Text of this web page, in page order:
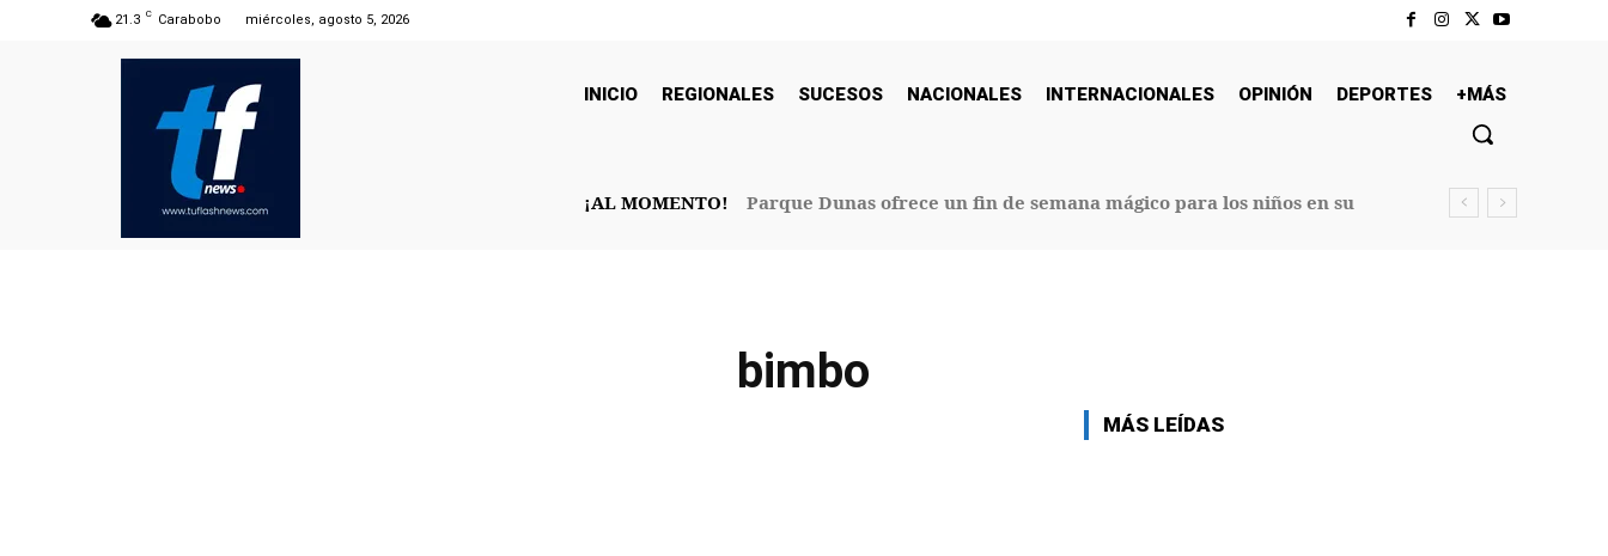
21.3 C Carabobo miércoles, agosto 5, 2026
INICIO REGIONALES SUCESOS NACIONALES INTERNACIONALES OPINIÓN DEPORTES +MÁS
¡AL MOMENTO!
Parque Dunas ofrece un fin de semana mágico para los niños en su
bimbo
MÁS LEÍDAS